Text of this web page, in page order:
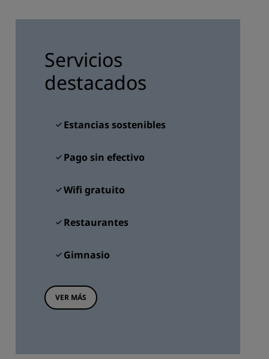
Servicios
destacados
Estancias sostenibles
Pago sin efectivo
Wifi gratuito
Restaurantes
Gimnasio
VER MÁS